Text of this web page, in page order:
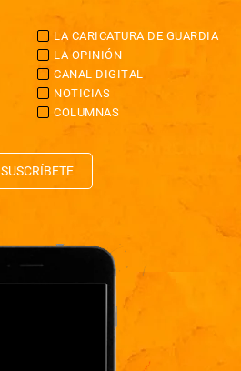
LA CARICATURA DE GUARDIA
LA OPINIÓN
CANAL DIGITAL
NOTICIAS
COLUMNAS
SUSCRÍBETE